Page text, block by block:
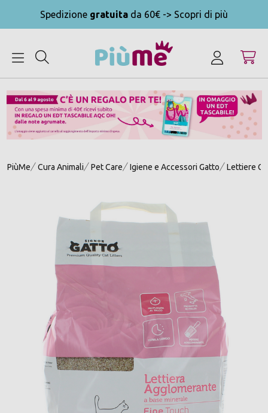
Spedizione gratuita da 60€ -> Scopri di più
PiùMe Cura Animali Pet Care Igiene e Accessori Gatto Lettiere